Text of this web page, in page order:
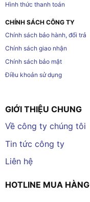
Hình thức thanh toán
CHÍNH SÁCH CÔNG TY
Chính sách bảo hành, đổi trả
Chính sách giao nhận
Chính sách bảo mật
Điều khoản sử dụng
GIỚI THIỆU CHUNG
Về công ty chúng tôi
Tin tức công ty
Liên hệ
HOTLINE MUA HÀNG